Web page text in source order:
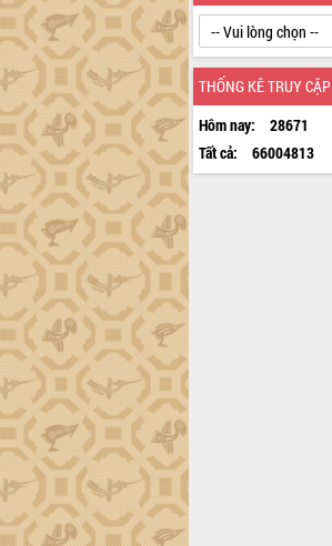
THỐNG KÊ TRUY CẬP
Hôm nay:
28671
Tất cả:
66004813